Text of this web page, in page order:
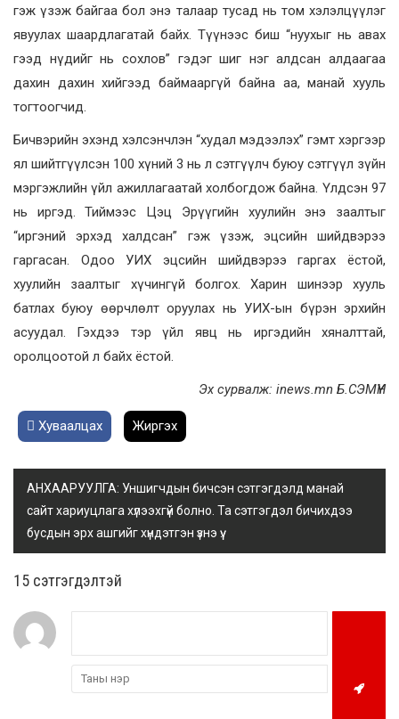
гэж үзэж байгаа бол энэ талаар тусад нь том хэлэлцүүлэг
явуулах шаардлагатай байх. Түүнээс биш “нуухыг нь авах
гээд нүдийг нь сохлов” гэдэг шиг нэг алдсан алдаагаа
дахин дахин хийгээд баймааргүй байна аа, манай хууль
тогтоогчид.
Бичвэрийн эхэнд хэлсэнчлэн “худал мэдээлэх” гэмт хэргээр
ял шийтгүүлсэн 100 хүний 3 нь л сэтгүүлч буюу сэтгүүл зүйн
мэргэжлийн үйл ажиллагаатай холбогдож байна. Үлдсэн 97
нь иргэд. Тиймээс Цэц Эрүүгийн хуулийн энэ заалтыг
“иргэний эрхэд халдсан” гэж үзэж, эцсийн шийдвэрээ
гаргасан. Одоо УИХ эцсийн шийдвэрээ гаргах ёстой,
хуулийн заалтыг хүчингүй болгох. Харин шинээр хууль
батлах буюу өөрчлөлт оруулах нь УИХ-ын бүрэн эрхийн
асуудал. Гэхдээ тэр үйл явц нь иргэдийн хяналттай,
оролцоотой л байх ёстой.
Эх сурвалж: inews.mn Б.СЭМҮҮН
Хуваалцах Жиргэх
АНХААРУУЛГА: Уншигчдын бичсэн сэтгэгдэлд манай
сайт хариуцлага хүлээхгүй болно. Та сэтгэгдэл бичихдээ
бусдын эрх ашгийг хүндэтгэн үзнэ үү.
15 cэтгэгдэлтэй